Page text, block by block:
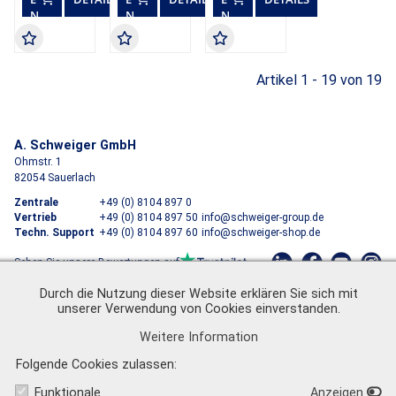
Durch die Nutzung dieser Website erklären Sie sich mit
unserer Verwendung von Cookies einverstanden.
Weitere Information
Folgende Cookies zulassen
Funktionale
Anzeigen
N
K
O
N
K
O
N
K
O
Artikel 1 - 19 von 19
A. Schweiger GmbH
Ohmstr. 1
82054 Sauerlach
Zentrale
+49 (0) 8104 897 0
Vertrieb
+49 (0) 8104 897 50 info@schweiger-group.de
Techn. Support +49 (0) 8104 897 60 info@schweiger-shop.de
Sehen Sie unsere Bewertungen auf
Impressum | AGB | Datenschutz | Versandkosten | Newsletter